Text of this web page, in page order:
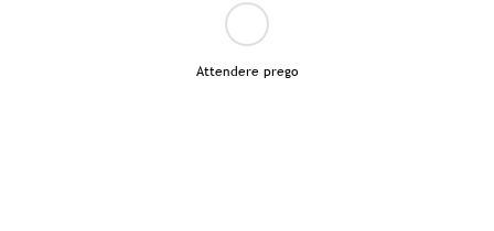
Attendere prego